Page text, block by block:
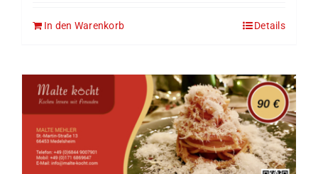
In den Warenkorb Details